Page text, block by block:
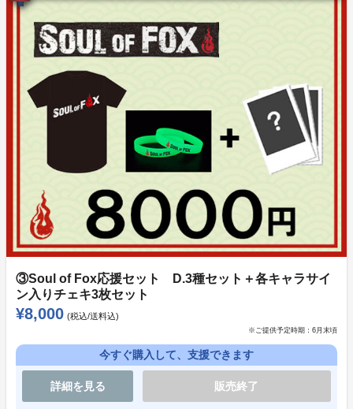
※合成や編集などにより、多少異なる可能性がありま
す。ご了承ください。
③神巫詞オリジナル音声ドラマ音源 ※データDL
（3000円）
・音声ドラマダウンロードデータ （3000円）
※ドラマ完成後、ダウンロードURLをお知らせ
※ドラマ30分～40分 新曲3曲予定、キャストコメント
※最終的なトラックリストは変更になる可能性がありま
す。
④神巫詞オリジナル音声ドラマDLカード＋冊子付き
※ドラマの台本やショート読み物など （6000円）
・音声ドラマダウンロードカード
③Soul of Fox応援セット D.3種セット＋各キャラサイ
ン入りチェキ3枚セット
¥8,000 (税込/送料込)
※ご提供予定時期： 6月末頃
今すぐ購入して、支援できます
詳細を見る 販売終了